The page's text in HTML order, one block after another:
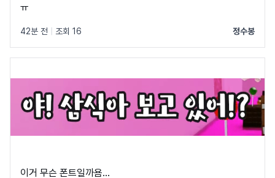
ㅠ
42분 전 조회 16 정수봉
이거 무슨 폰트일까욤...